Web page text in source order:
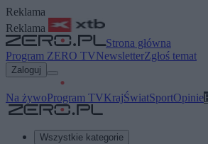
Reklama
Reklama
Strona główna
Program ZERO TVNewsletterZgłoś temat
Zaloguj
Na żywoProgram TVKrajŚwiatSportOpinie
Wszystkie kategorie